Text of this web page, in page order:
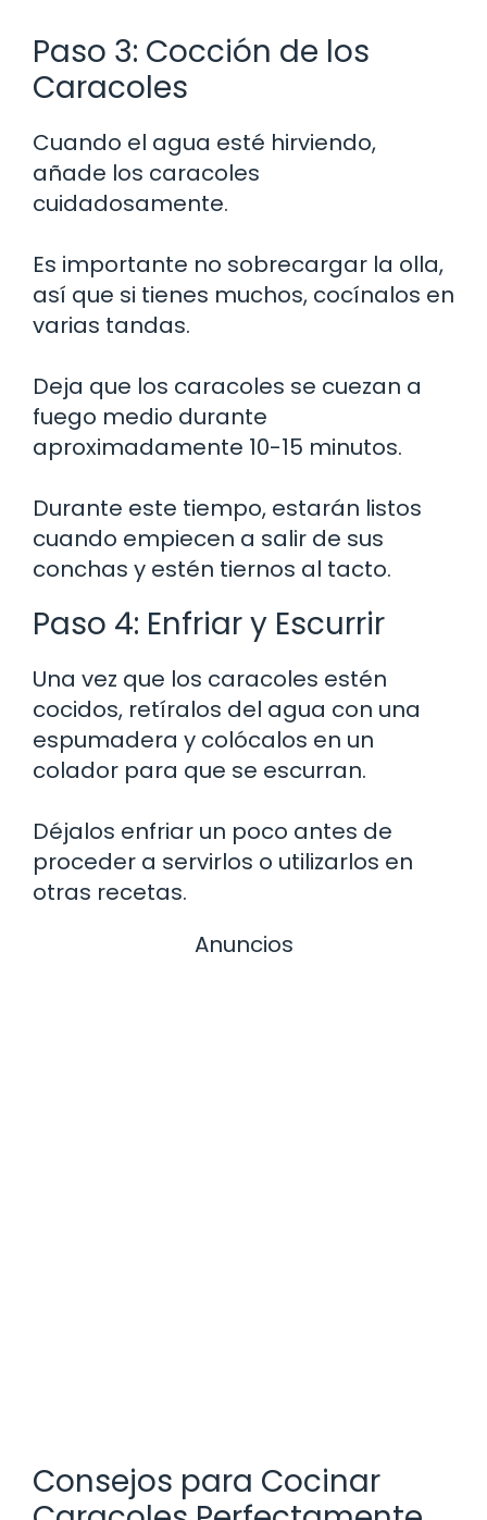
Paso 3: Cocción de los
Caracoles
Cuando el agua esté hirviendo,
añade los caracoles
cuidadosamente.
Es importante no sobrecargar la olla,
así que si tienes muchos, cocínalos en
varias tandas.
Deja que los caracoles se cuezan a
fuego medio durante
aproximadamente 10-15 minutos.
Durante este tiempo, estarán listos
cuando empiecen a salir de sus
conchas y estén tiernos al tacto.
Paso 4: Enfriar y Escurrir
Una vez que los caracoles estén
cocidos, retíralos del agua con una
espumadera y colócalos en un
colador para que se escurran.
Déjalos enfriar un poco antes de
proceder a servirlos o utilizarlos en
otras recetas.
Anuncios
Consejos para Cocinar